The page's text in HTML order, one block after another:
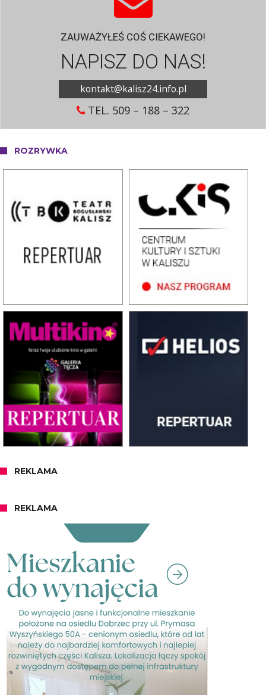
ZAUWAŻYŁEŚ COŚ CIEKAWEGO!
NAPISZ DO NAS!
kontakt@kalisz24.info.pl
TEL. 509 – 188 – 322
ROZRYWKA
REKLAMA
REKLAMA